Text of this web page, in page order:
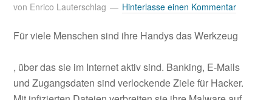
von Enrico Lauterschlag Hinterlasse einen Kommentar
Für viele Menschen sind ihre Handys das Werkzeug
, über das sie im Internet aktiv sind. Banking, E-Mails
und Zugangsdaten sind verlockende Ziele für Hacker.